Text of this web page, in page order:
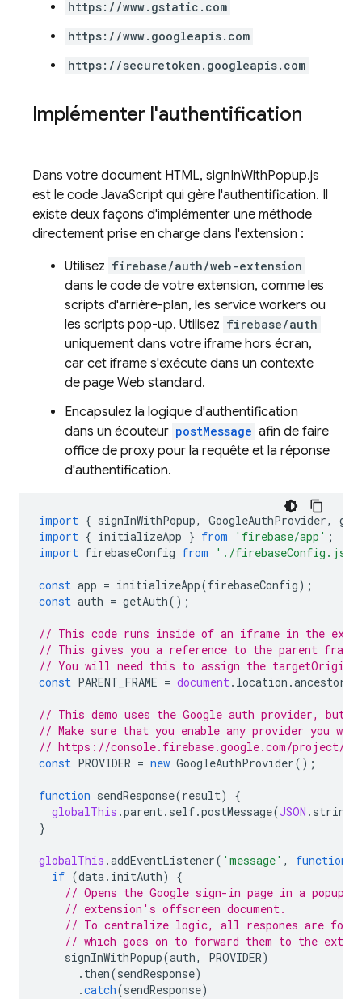
https://www.gstatic.com
https://www.googleapis.com
https://securetoken.googleapis.com
Implémenter l'authentification
Dans votre document HTML, signInWithPopup.js
est le code JavaScript qui gère l'authentification. Il
existe deux façons d'implémenter une méthode
directement prise en charge dans l'extension :
Utilisez firebase/auth/web-extension
dans le code de votre extension, comme les
scripts d'arrière-plan, les service workers ou
les scripts pop-up. Utilisez firebase/auth
uniquement dans votre iframe hors écran,
car cet iframe s'exécute dans un contexte
de page Web standard.
Encapsulez la logique d'authentification
dans un écouteur postMessage afin de faire
office de proxy pour la requête et la réponse
d'authentification.
import { signInWithPopup, GoogleAuthProvider,
import { initializeApp } from 'firebase/app' ;
import firebaseConfig from './firebaseConfig.js'
const app = initializeApp(firebaseConfig);
const auth = getAuth();
// This code runs inside of an iframe in the
// This gives you a reference to the parent
// You will need this to assign the targetOrigin
const PARENT_FRAME = document. location .
// This demo uses the Google auth provider, but
// Make sure that you enable any provider you
// https://console.firebase.google.com/project/_/
const PROVIDER = new GoogleAuthProvider();
function sendResponse(result)
{
globalThis .parent. self.postMessage(JSON .
}
globalThis .addEventListener( 'message' , function
if (data. initAuth)
{
// Opens the Google sign-in page in a
// extension's offscreen document.
// To centralize logic, all respones are
// which goes on to forward them to the
signInWithPopup(auth, PROVIDER)
. then(sendResponse)
.catch(sendResponse)